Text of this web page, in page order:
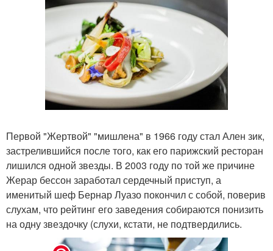
Первой "Жертвой" "мишлена" в 1966 году стал Ален зик,
застрелившийся после того, как его парижский ресторан
лишился одной звезды. В 2003 году по той же причине
Жерар бессон заработал сердечный приступ, а
именитый шеф Бернар Луазо покончил с собой, поверив
слухам, что рейтинг его заведения собираются понизить
на одну звездочку (слухи, кстати, не подтвердились.